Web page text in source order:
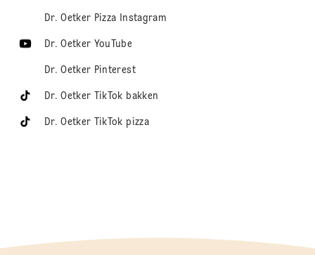
Dr. Oetker Pizza Instagram
Dr. Oetker YouTube
Dr. Oetker Pinterest
Dr. Oetker TikTok bakken
Dr. Oetker TikTok pizza